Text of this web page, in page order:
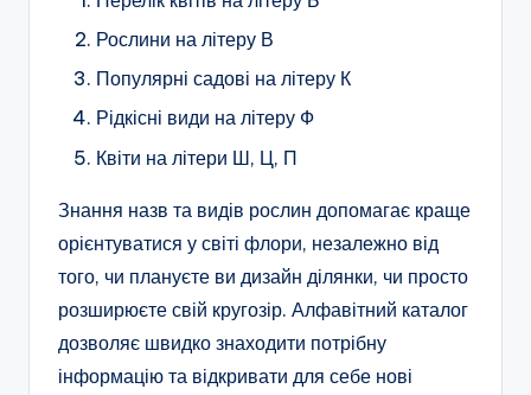
Рослини на літеру В
Популярні садові на літеру К
Рідкісні види на літеру Ф
Квіти на літери Ш, Ц, П
Знання назв та видів рослин допомагає краще
орієнтуватися у світі флори, незалежно від
того, чи плануєте ви дизайн ділянки, чи просто
розширюєте свій кругозір. Алфавітний каталог
дозволяє швидко знаходити потрібну
інформацію та відкривати для себе нові